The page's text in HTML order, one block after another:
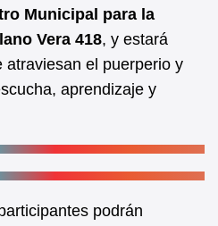
Municipal para la
Vera 418, y estará
atraviesan el puerperio y
aprendizaje y
podrán